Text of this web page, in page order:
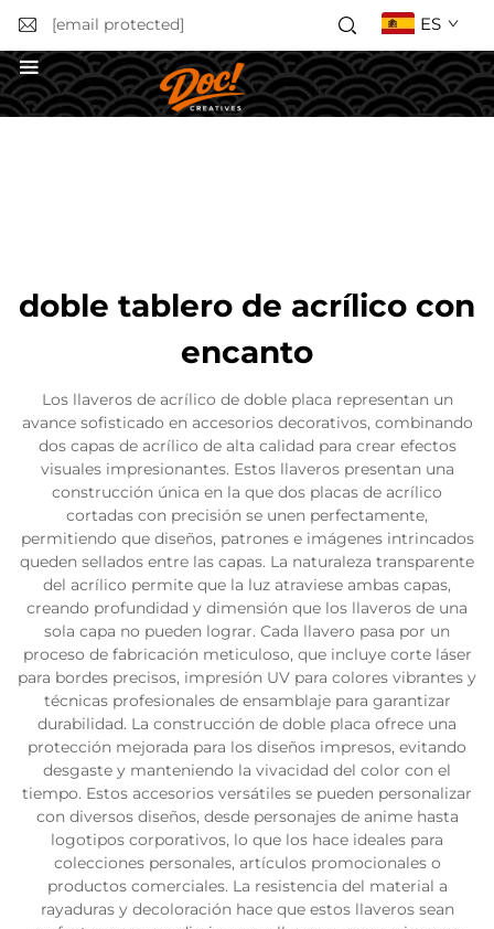
[email protected] ES
doble tablero de acrílico con
encanto
Los llaveros de acrílico de doble placa representan un
avance sofisticado en accesorios decorativos, combinando
dos capas de acrílico de alta calidad para crear efectos
visuales impresionantes. Estos llaveros presentan una
construcción única en la que dos placas de acrílico
cortadas con precisión se unen perfectamente,
permitiendo que diseños, patrones e imágenes intrincados
queden sellados entre las capas. La naturaleza transparente
del acrílico permite que la luz atraviese ambas capas,
creando profundidad y dimensión que los llaveros de una
sola capa no pueden lograr. Cada llavero pasa por un
proceso de fabricación meticuloso, que incluye corte láser
para bordes precisos, impresión UV para colores vibrantes y
técnicas profesionales de ensamblaje para garantizar
durabilidad. La construcción de doble placa ofrece una
protección mejorada para los diseños impresos, evitando
desgaste y manteniendo la vivacidad del color con el
tiempo. Estos accesorios versátiles se pueden personalizar
con diversos diseños, desde personajes de anime hasta
logotipos corporativos, lo que los hace ideales para
colecciones personales, artículos promocionales o
productos comerciales. La resistencia del material a
rayaduras y decoloración hace que estos llaveros sean